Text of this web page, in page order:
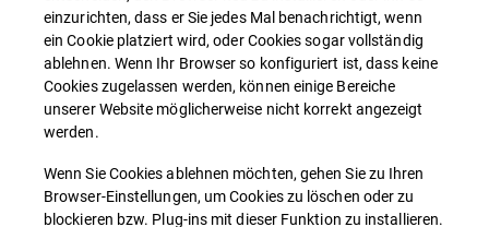
einzurichten, dass er Sie jedes Mal benachrichtigt, wenn
ein Cookie platziert wird, oder Cookies sogar vollständig
ablehnen. Wenn Ihr Browser so konfiguriert ist, dass keine
Cookies zugelassen werden, können einige Bereiche
unserer Website möglicherweise nicht korrekt angezeigt
werden.
Wenn Sie Cookies ablehnen möchten, gehen Sie zu Ihren
Browser-Einstellungen, um Cookies zu löschen oder zu
blockieren bzw. Plug-ins mit dieser Funktion zu installieren.